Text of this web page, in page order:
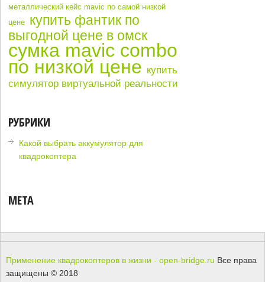
металлический кейс mavic по самой низкой
цене купить фантик по
выгодной цене в омск
сумка mavic combo
по низкой цене купить
симулятор виртуальной реальности
РУБРИКИ
Какой выбрать аккумулятор для
квадрокоптера
МЕТА
Применение квадрокоптеров в жизни - open-bridge.ru Все права
защищены © 2018